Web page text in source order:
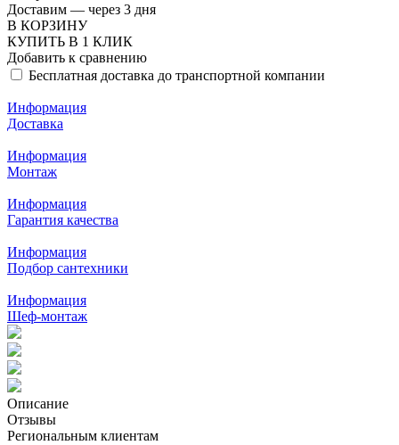
Доставим — через 3 дня
В КОРЗИНУ
КУПИТЬ В 1 КЛИК
Добавить к сравнению
Бесплатная доставка до транспортной компании
Информация
Доставка
Информация
Монтаж
Информация
Гарантия качества
Информация
Подбор сантехники
Информация
Шеф-монтаж
Описание
Отзывы
Региональным клиентам